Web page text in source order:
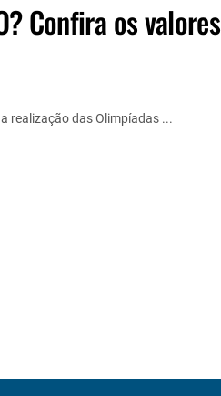
Confira os valores
realização das Olimpíadas ...